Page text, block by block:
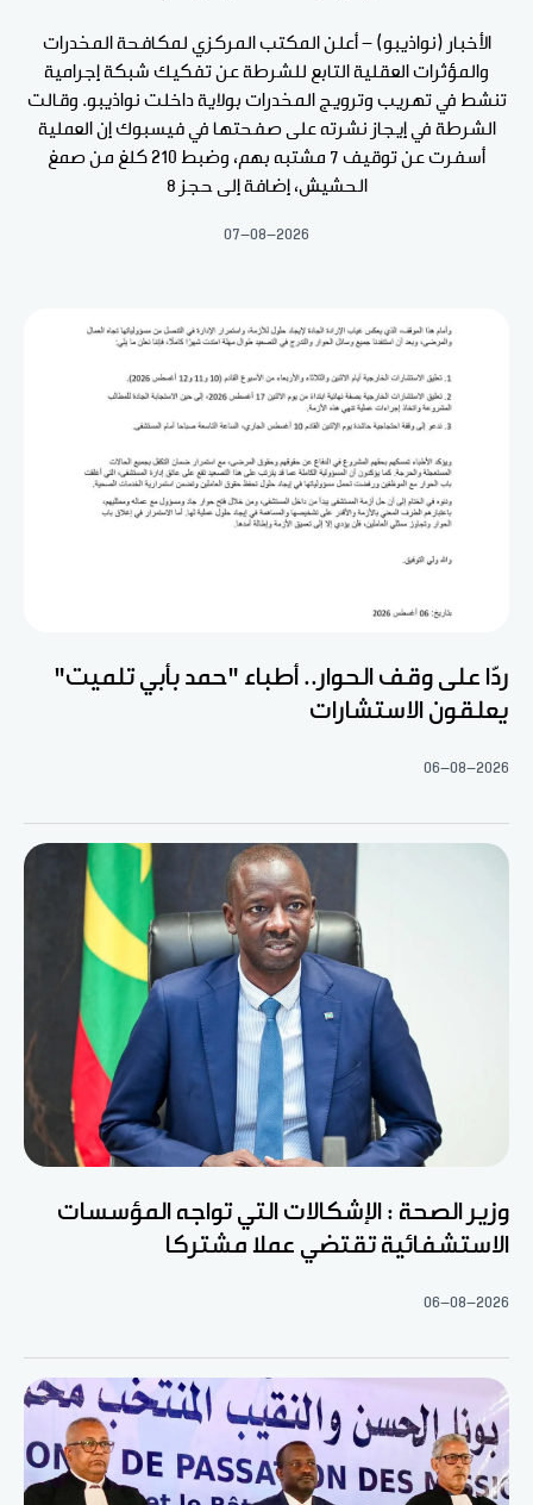
ردّا على وقف الحوار.. أطباء "حمد بأبي تلميت"
يعلقون الاستشارات
06-08-2026
وزير الصحة : الإشكالات التي تواجه المؤسسات
الاستشفائية تقتضي عملا مشتركا
06-08-2026
الأخبار (نواذيبو) - أعلن المكتب المركزي لمكافحة المخدرات
والمؤثرات العقلية التابع للشرطة عن تفكيك شبكة إجرامية
تنشط في تهريب وترويج المخدرات بولاية داخلت نواذيبو. وقالت
الشرطة في إيجاز نشرته على صفحتها في فيسبوك إن العملية
أسفرت عن توقيف 7 مشتبه بهم، وضبط 210 كلغ من صمغ
الحشيش، إضافة إلى حجز 8
07-08-2026